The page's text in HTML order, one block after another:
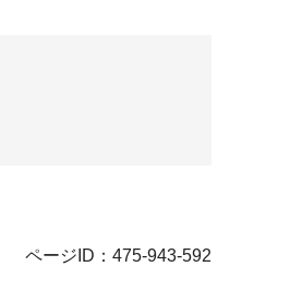
ページID：475-943-592